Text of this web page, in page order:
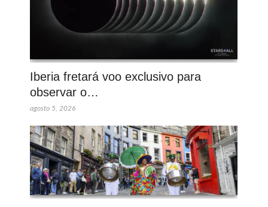
Iberia fretará voo exclusivo para
observar o…
agosto 5, 2026